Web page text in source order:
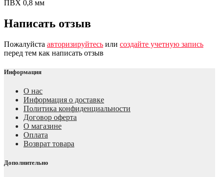
ПВХ 0,8 мм
Написать отзыв
Пожалуйста авторизируйтесь или создайте учетную запись
перед тем как написать отзыв
Информация
О нас
Информация о доставке
Политика конфиденциальности
Договор оферта
О магазине
Оплата
Возврат товара
Дополнительно